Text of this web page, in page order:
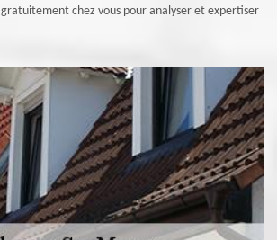
gratuitement chez vous pour analyser et expertiser